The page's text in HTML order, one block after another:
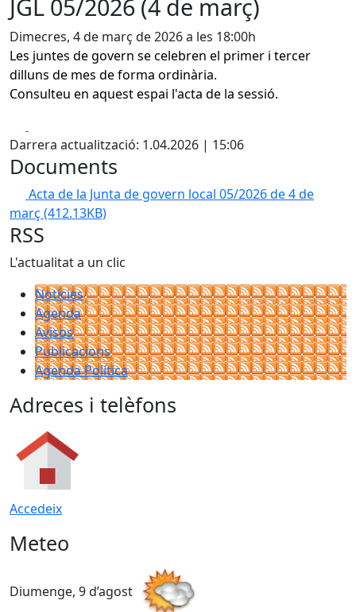
JGL 05/2026 (4 de març)
Dimecres, 4 de març de 2026 a les 18:00h
Les juntes de govern se celebren el primer i tercer
dilluns de mes de forma ordinària.
Consulteu en aquest espai l'acta de la sessió.
Darrera actualització: 1.04.2026 | 15:06
Documents
Acta de la Junta de govern local 05/2026 de 4 de
març (412.13KB)
RSS
L'actualitat a un clic
Notícies
Agenda
Avisos
Publicacions
Agenda Política
Adreces i telèfons
Accedeix
Meteo
Diumenge, 9 d’agost